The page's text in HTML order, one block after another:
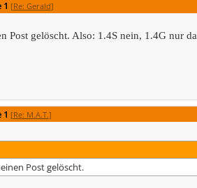
[Re: Gerald]
Post gelöscht. Also: 1.4S nein, 1.4G nur
[Re: M.A.T.]
Post gelöscht.